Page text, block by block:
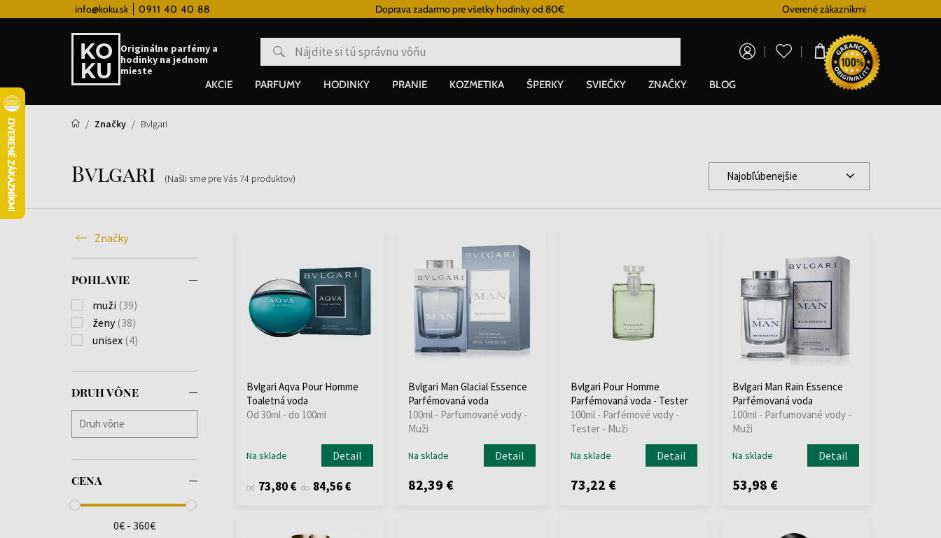
info@koku.sk 0911 40 40 88
Vernostný systém Doprava zadarmo pre všetky hodinky od 80€ Doprava zadarmo
Overené zákazníkmi
Originálne parfémy a
hodinky na jednom
mieste
0,00 €
AKCIE PARFUMY HODINKY PRANIE KOZMETIKA ŠPERKY SVIEČKY ZNAČKY BLOG
Značky Bvlgari
Bvlgari (Našli sme pre Vás 74 produktov) Najobľúbenejšie
Značky
POHLAVIE
muži (39)
ženy(38)
unisex (4)
DRUH VÔNE
CENA
0€ - 360€
Bvlgari Aqva Pour Homme
Toaletná voda
Od 30ml - do 100ml
Na sklade Detail
od 73,80 € do 84,56 €
Bvlgari Man Glacial Essence
Parfémovaná voda
100ml - Parfumované vody -
Muži
Na sklade Detail
82,39 €
Bvlgari Pour Homme
Parfémovaná voda - Tester
100ml - Parfémové vody -
Tester - Muži
Na sklade Detail
73,22 €
Bvlgari Man Rain Essence
Parfémovaná voda
100ml - Parfumované vody -
Muži
Na sklade Detail
53,98 €